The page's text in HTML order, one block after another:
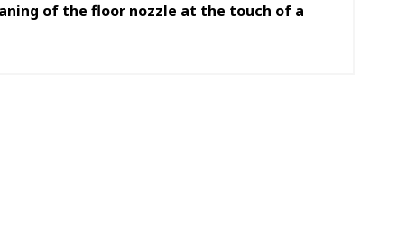
of the floor nozzle at the touch of a